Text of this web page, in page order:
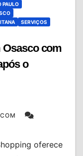
PAULO
SERVIÇOS
Osasco com
o
oferece